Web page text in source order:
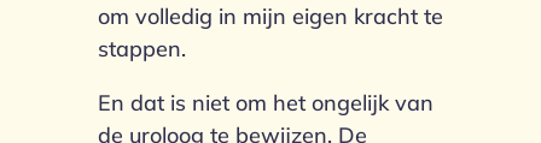
om volledig in mijn eigen kracht te
stappen.
En dat is niet om het ongelijk van
de uroloog te bewijzen. De